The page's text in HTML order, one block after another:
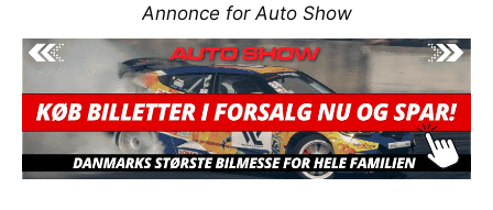
Annonce for Auto Show